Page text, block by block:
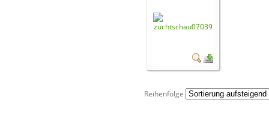
Reihenfolge